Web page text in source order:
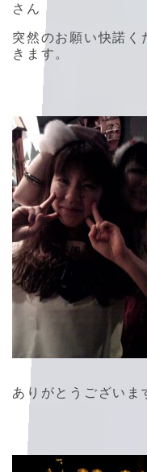
さん
突然のお願い快諾
きます。
ありがとうございま